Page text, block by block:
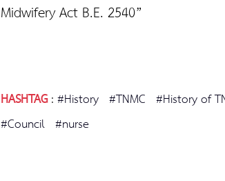
Midwifery Act B.E. 2540”
HASHTAG:#History #TNMC #History of
#Council #nurse